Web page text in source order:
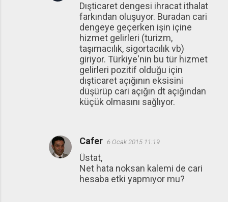
Dışticaret dengesi ihracat ithalat
farkından oluşuyor. Buradan cari
dengeye geçerken işin içine
hizmet gelirleri (turizm,
taşımacılık, sigortacılık vb)
giriyor. Türkiye'nin bu tür hizmet
gelirleri pozitif olduğu için
dışticaret açığının eksisini
düşürüp cari açığın dt açığından
küçük olmasını sağlıyor.
Cafer 6 Ocak 2015 11:19
Üstat,
Net hata noksan kalemi de cari
hesaba etki yapmıyor mu?